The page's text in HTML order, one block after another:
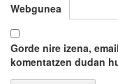
Webgunea
Gorde nire izena,
komentatzen dudan